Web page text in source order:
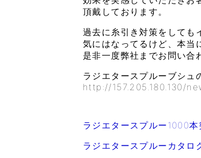
頂戴しております。
過去に糸引き対策をしても
気にはなってるけど、本当
是非一度弊社までお問い合
ラジエタースプルーブシ
http://157.205.180.130/
ラジエタースプルー1000
ラジエタースプルーカタロ